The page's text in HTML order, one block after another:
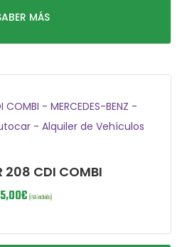
MÁS
208 CDI COMBI
€ (IVA incluido)